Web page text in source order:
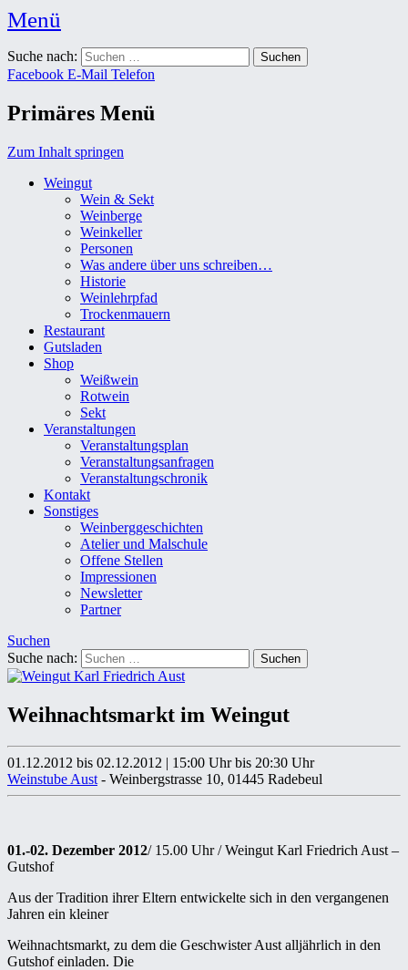
Menü
Weingut Karl Friedrich Aust
Das Weingut im Herzen der Radebeuler Oberlößnitz
Suche nach:
Facebook E-Mail Telefon
Primäres Menü
Zum Inhalt springen
Weingut
Wein & Sekt
Weinberge
Weinkeller
Personen
Was andere über uns schreiben…
Historie
Weinlehrpfad
Trockenmauern
Restaurant
Gutsladen
Shop
Weißwein
Rotwein
Sekt
Veranstaltungen
Veranstaltungsplan
Veranstaltungsanfragen
Veranstaltungschronik
Kontakt
Sonstiges
Weinberggeschichten
Atelier und Malschule
Offene Stellen
Impressionen
Newsletter
Partner
Suchen
Suche nach:
Weihnachtsmarkt im Weingut
01.12.2012 bis 02.12.2012 | 15:00 Uhr bis 20:30 Uhr
Weinstube Aust - Weinbergstrasse 10, 01445 Radebeul
01.-02. Dezember 2012/ 15.00 Uhr / Weingut Karl Friedrich Aust –
Gutshof
Aus der Tradition ihrer Eltern entwickelte sich in den vergangenen
Jahren ein kleiner
Weihnachtsmarkt, zu dem die Geschwister Aust alljährlich in den
Gutshof einladen. Die